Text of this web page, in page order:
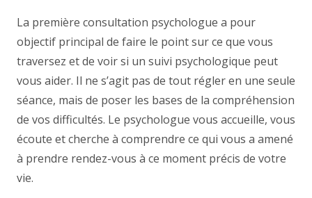
La première consultation psychologue a pour
objectif principal de faire le point sur ce que vous
traversez et de voir si un suivi psychologique peut
vous aider. Il ne s’agit pas de tout régler en une seule
séance, mais de poser les bases de la compréhension
de vos difficultés. Le psychologue vous accueille, vous
écoute et cherche à comprendre ce qui vous a amené
à prendre rendez-vous à ce moment précis de votre
vie.